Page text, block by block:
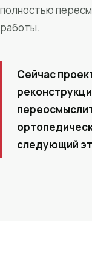
полностью
работы.
Сейчас
следующий